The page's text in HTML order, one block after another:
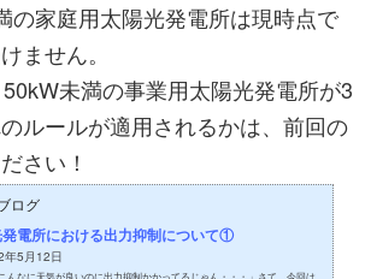
の家庭用太陽光発電所は現時点で
ません。
未満の事業用太陽光発電所が3
ルールが適用されるかは、前回の
さい！
ログ
電所における出力抑制について①
年5月12日
んなに天気が良いのに出力抑制かかってるじゃん・・・」さて、今回は